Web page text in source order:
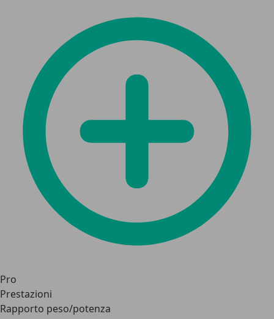
Pro
Prestazioni
Rapporto peso/potenza